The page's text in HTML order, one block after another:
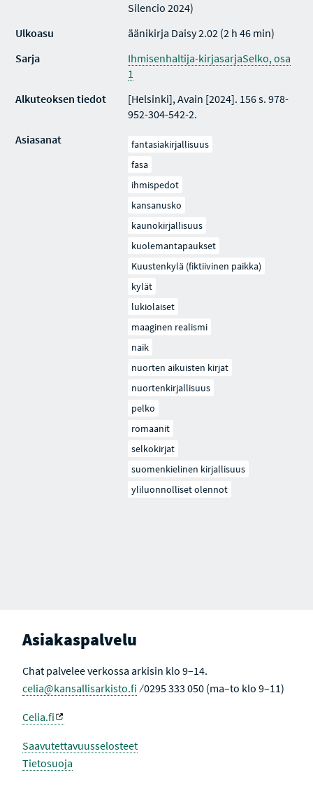
Silencio 2024)
Ulkoasu
äänikirja Daisy 2.02 (2 h 46 min)
Sarja
Ihmisenhaltija-kirjasarjaSelko, osa
1
Alkuteoksen tiedot
[Helsinki], Avain [2024]. 156 s. 978-
952-304-542-2.
Asiasanat
fantasiakirjallisuus
fasa
ihmispedot
kansanusko
kaunokirjallisuus
kuolemantapaukset
Kuustenkylä (fiktiivinen paikka)
kylät
lukiolaiset
maaginen realismi
naik
nuorten aikuisten kirjat
nuortenkirjallisuus
pelko
romaanit
selkokirjat
suomenkielinen kirjallisuus
yliluonnolliset olennot
Asiakaspalvelu
Chat palvelee verkossa arkisin klo 9–14.
celia@kansallisarkisto.fi ⁄ 0295 333 050 (ma–to klo 9–11)
Celia.fi
Saavutettavuusselosteet
Tietosuoja